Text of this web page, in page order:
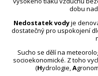
dobu
Nedostatek vodyje
dostatečný pro uspokojení
Sucho se dělí na
socioekonomické. Z toho
(Hydrologie,A